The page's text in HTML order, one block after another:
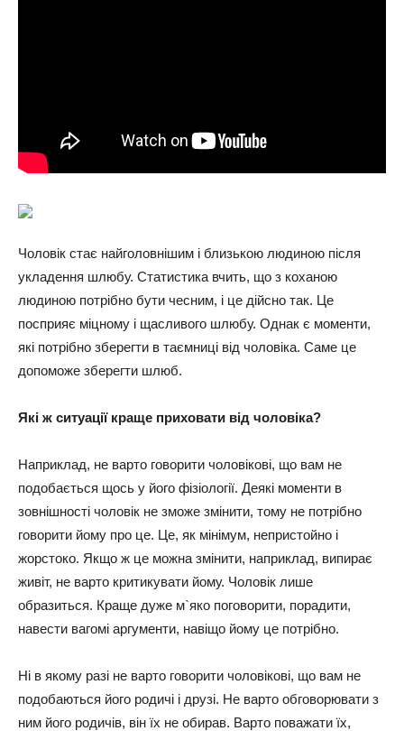
Чоловік стає найголовнішим і близькою людиною після
укладення шлюбу. Статистика вчить, що з коханою
людиною потрібно бути чесним, і це дійсно так. Це
посприяє міцному і щасливого шлюбу. Однак є моменти,
які потрібно зберегти в таємниці від чоловіка. Саме це
допоможе зберегти шлюб.
Які ж ситуації краще приховати від чоловіка?
Наприклад, не варто говорити чоловікові, що вам не
подобається щось у його фізіології. Деякі моменти в
зовнішності чоловік не зможе змінити, тому не потрібно
говорити йому про це. Це, як мінімум, непристойно і
жорстоко. Якщо ж це можна змінити, наприклад, випирає
живіт, не варто критикувати йому. Чоловік лише
образиться. Краще дуже м`яко поговорити, порадити,
навести вагомі аргументи, навіщо йому це потрібно.
Ні в якому разі не варто говорити чоловікові, що вам не
подобаються його родичі і друзі. Не варто обговорювати з
ним його родичів, він їх не обирав. Варто поважати їх,